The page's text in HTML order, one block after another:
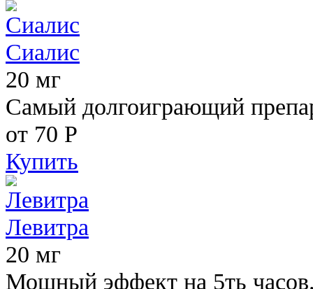
Сиалис
20 мг
Самый долгоиграющий
от 70 Р
Купить
Левитра
20 мг
Мощный эффект на 5ть